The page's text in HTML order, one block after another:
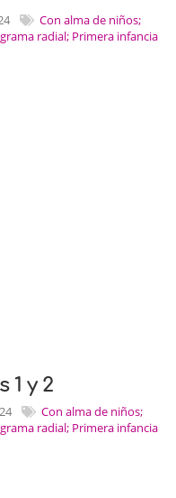
Con alma de niños;
radial; Primera infancia
1 y 2
Con alma de niños;
radial; Primera infancia